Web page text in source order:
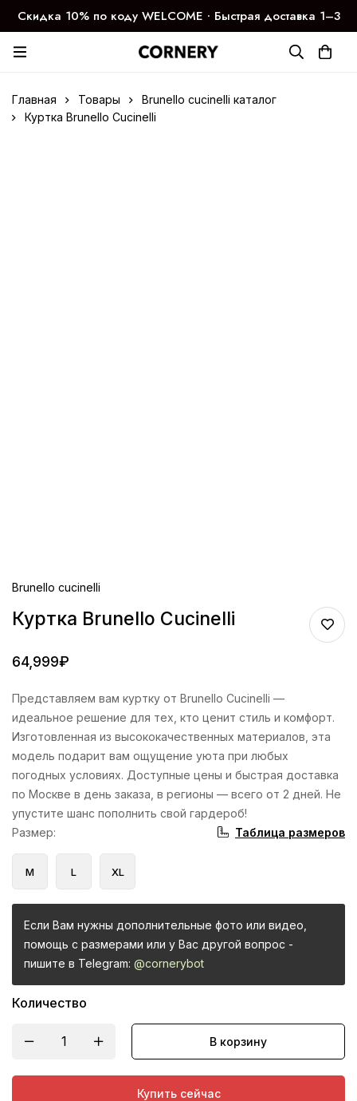
Скидка 10% по коду WELCOME ∙ Быстрая доставка 1–3
дня
Главная Товары
Brunello cucinelli каталог
Куртка Brunello Cucinelli
Brunello cucinelli
Куртка Brunello Cucinelli
64,999₽
Представляем вам куртку от Brunello Cucinelli —
идеальное решение для тех, кто ценит стиль и комфорт.
Изготовленная из высококачественных материалов, эта
модель подарит вам ощущение уюта при любых
погодных условиях. Доступные цены и быстрая доставка
по Москве в день заказа, в регионы — всего от 2 дней. Не
упустите шанс пополнить свой гардероб!
Размер: Таблица размеров
M L XL
Если Вам нужны дополнительные фото или видео,
помощь с размерами или у Вас другой вопрос -
пишите в Telegram: @cornerybot
Количество
В корзину
Купить сейчас